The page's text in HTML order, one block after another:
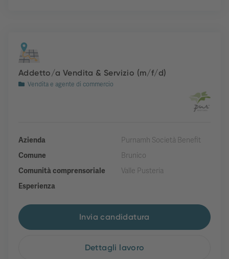
Addetto/a Vendita & Servizio (m/f/d)
Vendita e agente di commercio
Azienda
Purnamh Società Benefit
Comune
Brunico
Comunità comprensoriale
Valle Pusteria
Esperienza
Invia candidatura
Dettagli lavoro